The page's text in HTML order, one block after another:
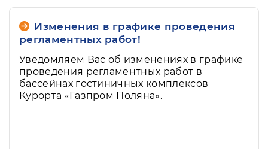
Для проживания с домашними
животными предусмотрены специальные
в некоторых номерах первой
категории (Делюкс) ГК «Гранд Отель
Поляна»;
Изменения в графике проведения
регламентных работ!
Уведомляем Вас об изменениях в графике
проведения регламентных работ в
бассейнах гостиничных комплексов
Курорта «Газпром Поляна».